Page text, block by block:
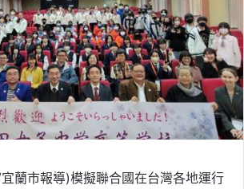
蘭市報導)模擬聯合國在台灣各地運行